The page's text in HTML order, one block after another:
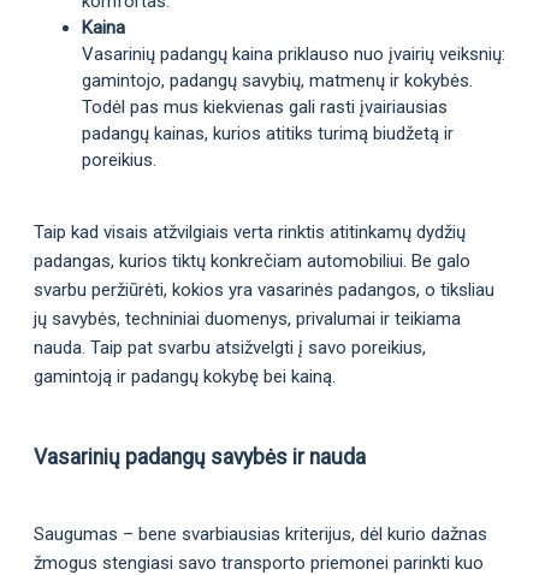
Kaina
Vasarinių padangų kaina priklauso nuo įvairių veiksnių:
gamintojo, padangų savybių, matmenų ir kokybės.
Todėl pas mus kiekvienas gali rasti įvairiausias
padangų kainas, kurios atitiks turimą biudžetą ir
poreikius.
Taip kad visais atžvilgiais verta rinktis atitinkamų dydžių
padangas, kurios tiktų konkrečiam automobiliui. Be galo
svarbu peržiūrėti, kokios yra vasarinės padangos, o tiksliau
jų savybės, techniniai duomenys, privalumai ir teikiama
nauda. Taip pat svarbu atsižvelgti į savo poreikius,
gamintoją ir padangų kokybę bei kainą.
Vasarinių padangų savybės ir nauda
Saugumas – bene svarbiausias kriterijus, dėl kurio dažnas
žmogus stengiasi savo transporto priemonei parinkti kuo